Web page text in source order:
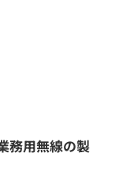
務用無線の製